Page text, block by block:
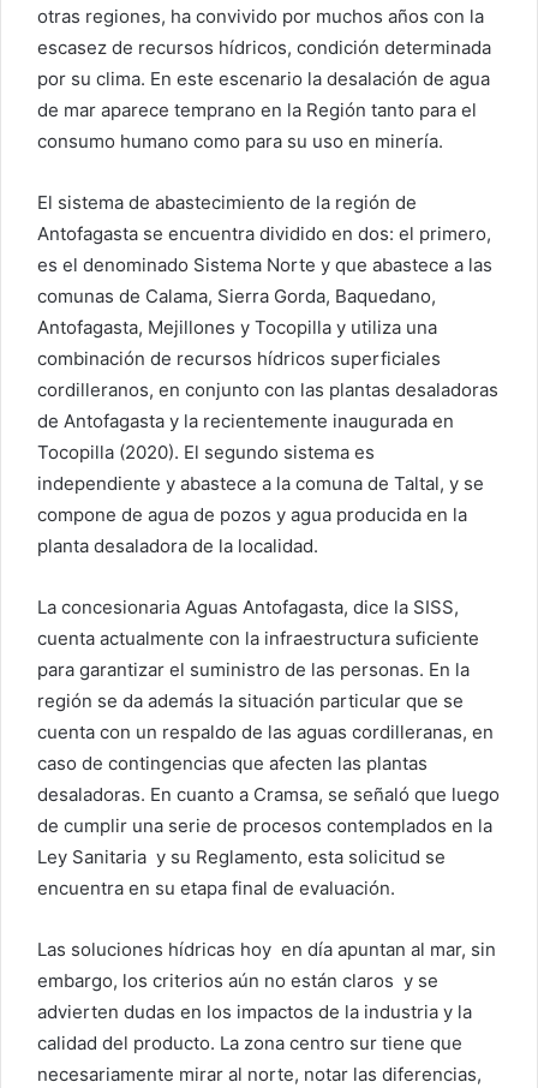
otras regiones, ha convivido por muchos años con la
escasez de recursos hídricos, condición determinada
por su clima. En este escenario la desalación de agua
de mar aparece temprano en la Región tanto para el
consumo humano como para su uso en minería.
El sistema de abastecimiento de la región de
Antofagasta se encuentra dividido en dos: el primero,
es el denominado Sistema Norte y que abastece a las
comunas de Calama, Sierra Gorda, Baquedano,
Antofagasta, Mejillones y Tocopilla y utiliza una
combinación de recursos hídricos superficiales
cordilleranos, en conjunto con las plantas desaladoras
de Antofagasta y la recientemente inaugurada en
Tocopilla (2020). El segundo sistema es
independiente y abastece a la comuna de Taltal, y se
compone de agua de pozos y agua producida en la
planta desaladora de la localidad.
La concesionaria Aguas Antofagasta, dice la SISS,
cuenta actualmente con la infraestructura suficiente
para garantizar el suministro de las personas. En la
región se da además la situación particular que se
cuenta con un respaldo de las aguas cordilleranas, en
caso de contingencias que afecten las plantas
desaladoras. En cuanto a Cramsa, se señaló que luego
de cumplir una serie de procesos contemplados en la
Ley Sanitaria y su Reglamento, esta solicitud se
encuentra en su etapa final de evaluación.
Las soluciones hídricas hoy en día apuntan al mar, sin
embargo, los criterios aún no están claros y se
advierten dudas en los impactos de la industria y la
calidad del producto. La zona centro sur tiene que
necesariamente mirar al norte, notar las diferencias,